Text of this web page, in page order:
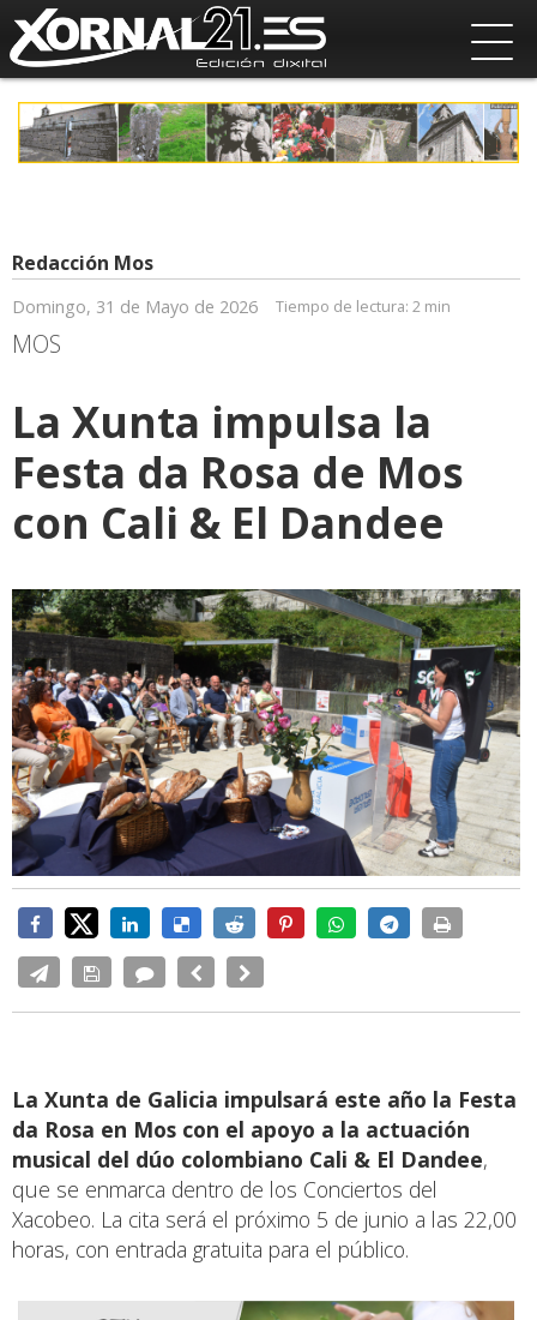
Redacción Mos
Domingo, 31 de Mayo de 2026 Tiempo de lectura: 2 min
MOS
La Xunta impulsa la
Festa da Rosa de Mos
con Cali & El Dandee
La Xunta de Galicia impulsará este año la Festa
da Rosa en Mos con el apoyo a la actuación
musical del dúo colombiano Cali & El Dandee,
que se enmarca dentro de los Conciertos del
Xacobeo. La cita será el próximo 5 de junio a las 22,00
horas, con entrada gratuita para el público.